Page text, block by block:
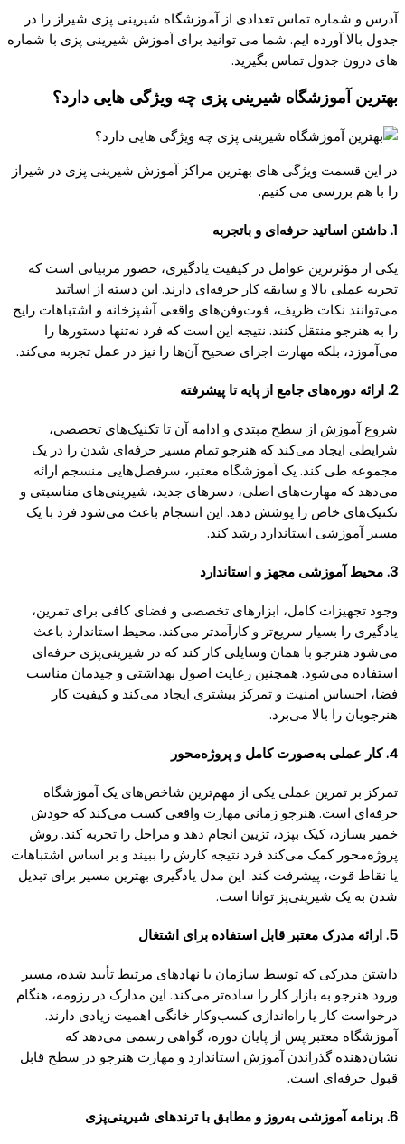
آدرس و شماره تماس تعدادی از آموزشگاه شیرینی پزی شیراز را در
جدول بالا آورده ایم. شما می توانید برای آموزش شیرینی پزی با شماره
های درون جدول تماس بگیرید.
بهترین آموزشگاه شیرینی پزی چه ویژگی هایی دارد؟
در این قسمت ویژگی های بهترین مراکز آموزش شیرینی پزی در شیراز
را با هم بررسی می کنیم.
1. داشتن اساتید حرفه‌ای و باتجربه
یکی از مؤثرترین عوامل در کیفیت یادگیری، حضور مربیانی است که
تجربه عملی بالا و سابقه کار حرفه‌ای دارند. این دسته از اساتید
می‌توانند نکات ظریف، فوت‌وفن‌های واقعی آشپزخانه و اشتباهات رایج
را به هنرجو منتقل کنند. نتیجه این است که فرد نه‌تنها دستورها را
می‌آموزد، بلکه مهارت اجرای صحیح آن‌ها را نیز در عمل تجربه می‌کند.
2. ارائه دوره‌های جامع از پایه تا پیشرفته
شروع آموزش از سطح مبتدی و ادامه آن تا تکنیک‌های تخصصی،
شرایطی ایجاد می‌کند که هنرجو تمام مسیر حرفه‌ای شدن را در یک
مجموعه طی کند. یک آموزشگاه معتبر، سرفصل‌هایی منسجم ارائه
می‌دهد که مهارت‌های اصلی، دسرهای جدید، شیرینی‌های مناسبتی و
تکنیک‌های خاص را پوشش دهد. این انسجام باعث می‌شود فرد با یک
مسیر آموزشی استاندارد رشد کند.
3. محیط آموزشی مجهز و استاندارد
وجود تجهیزات کامل، ابزارهای تخصصی و فضای کافی برای تمرین،
یادگیری را بسیار سریع‌تر و کارآمدتر می‌کند. محیط استاندارد باعث
می‌شود هنرجو با همان وسایلی کار کند که در شیرینی‌پزی حرفه‌ای
استفاده می‌شود. همچنین رعایت اصول بهداشتی و چیدمان مناسب
فضا، احساس امنیت و تمرکز بیشتری ایجاد می‌کند و کیفیت کار
هنرجویان را بالا می‌برد.
4. کار عملی به‌صورت کامل و پروژه‌محور
تمرکز بر تمرین عملی یکی از مهم‌ترین شاخص‌های یک آموزشگاه
حرفه‌ای است. هنرجو زمانی مهارت واقعی کسب می‌کند که خودش
خمیر بسازد، کیک بپزد، تزیین انجام دهد و مراحل را تجربه کند. روش
پروژه‌محور کمک می‌کند فرد نتیجه کارش را ببیند و بر اساس اشتباهات
یا نقاط قوت، پیشرفت کند. این مدل یادگیری بهترین مسیر برای تبدیل
شدن به یک شیرینی‌پز توانا است.
5. ارائه مدرک معتبر قابل استفاده برای اشتغال
داشتن مدرکی که توسط سازمان یا نهادهای مرتبط تأیید شده، مسیر
ورود هنرجو به بازار کار را ساده‌تر می‌کند. این مدارک در رزومه، هنگام
درخواست کار یا راه‌اندازی کسب‌وکار خانگی اهمیت زیادی دارند.
آموزشگاه معتبر پس از پایان دوره، گواهی رسمی می‌دهد که
نشان‌دهنده گذراندن آموزش استاندارد و مهارت هنرجو در سطح قابل
قبول حرفه‌ای است.
6. برنامه آموزشی به‌روز و مطابق با ترندهای شیرینی‌پزی